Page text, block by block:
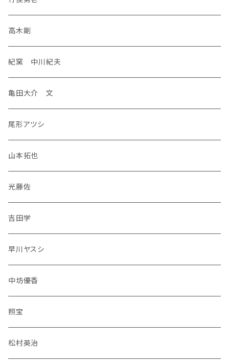
高木剛
紀窯 中川紀夫
亀田大介 文
尾形アツシ
山本拓也
光藤佐
吉田学
早川ヤスシ
中坊優香
照宝
松村英治